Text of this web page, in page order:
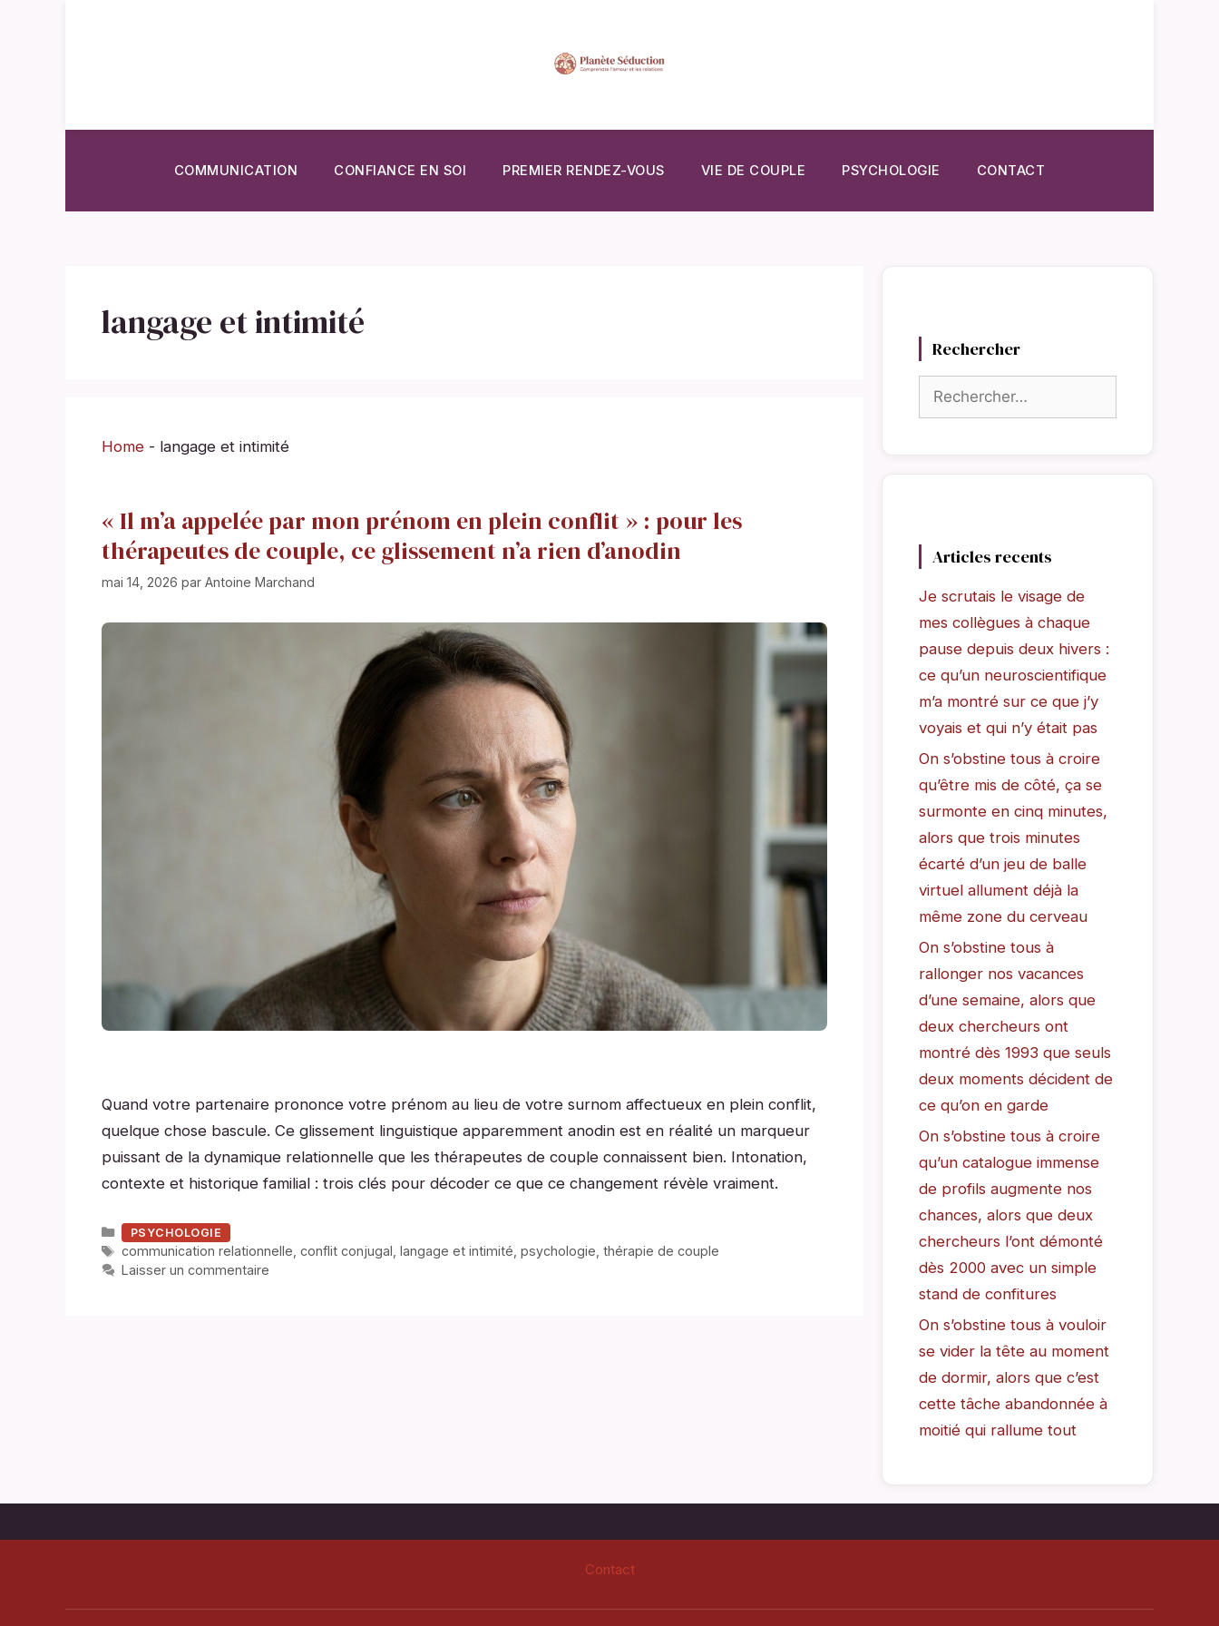
COMMUNICATION CONFIANCE EN SOI PREMIER RENDEZ-VOUS VIE DE COUPLE PSYCHOLOGIE CONTACT
langage et intimité
Home - langage et intimité
« Il m’a appelée par mon prénom en plein conflit » : pour les
thérapeutes de couple, ce glissement n’a rien d’anodin
mai 14, 2026 par Antoine Marchand
Quand votre partenaire prononce votre prénom au lieu de votre surnom affectueux en plein conflit,
quelque chose bascule. Ce glissement linguistique apparemment anodin est en réalité un marqueur
puissant de la dynamique relationnelle que les thérapeutes de couple connaissent bien. Intonation,
contexte et historique familial : trois clés pour décoder ce que ce changement révèle vraiment.
Catégories
PSYCHOLOGIE
Étiquettes
communication relationnelle conflit conjugal langage et intimité psychologie thérapie de couple
Laisser un commentaire
Rechercher
Rechercher :
Articles recents
Je scrutais le visage de
mes collègues à chaque
pause depuis deux hivers :
ce qu’un neuroscientifique
m’a montré sur ce que j’y
voyais et qui n’y était pas
On s’obstine tous à croire
qu’être mis de côté, ça se
surmonte en cinq minutes,
alors que trois minutes
écarté d’un jeu de balle
virtuel allument déjà la
même zone du cerveau
On s’obstine tous à
rallonger nos vacances
d’une semaine, alors que
deux chercheurs ont
montré dès 1993 que seuls
deux moments décident de
ce qu’on en garde
On s’obstine tous à croire
qu’un catalogue immense
de profils augmente nos
chances, alors que deux
chercheurs l’ont démonté
dès 2000 avec un simple
stand de confitures
On s’obstine tous à vouloir
se vider la tête au moment
de dormir, alors que c’est
cette tâche abandonnée à
moitié qui rallume tout
Contact